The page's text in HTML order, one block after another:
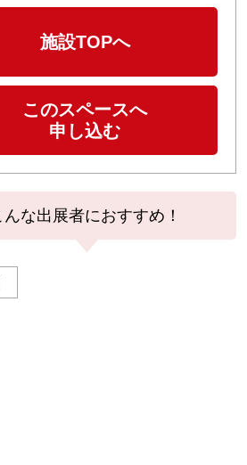
施設TOPへ
このスペースへ
申し込む
んな出展者におすすめ！